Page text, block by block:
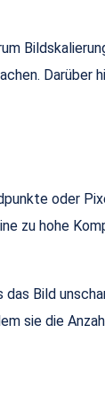
Darüber
oder
zu hohe
Bild
sie die